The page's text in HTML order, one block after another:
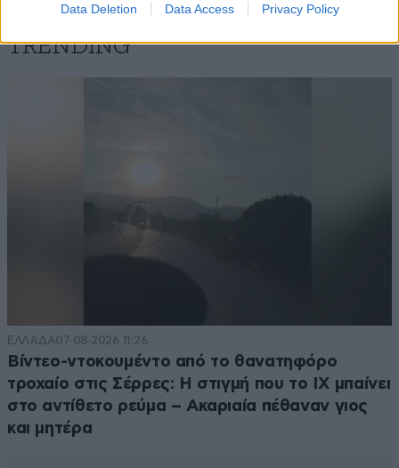
Data Deletion Data Access Privacy Policy
TRENDING
ΕΛΛΑΔΑ07·08·2026 11:26
Βίντεο-ντοκουμέντο από το θανατηφόρο
τροχαίο στις Σέρρες: Η στιγμή που το ΙΧ μπαίνει
στο αντίθετο ρεύμα – Ακαριαία πέθαναν γιος
και μητέρα